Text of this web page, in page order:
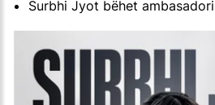
Surbhi Jyot bëhet